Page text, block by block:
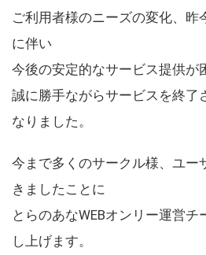
ご利用者様のニーズの変化、昨
に伴い
今後の安定的なサービス提供が
誠に勝手ながらサービスを終了
なりました。
今まで多くのサークル様、ユー
きましたことに
とらのあなWEBオンリー運営チ
し上げます。